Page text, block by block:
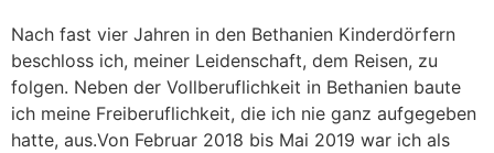
Nach fast vier Jahren in den Bethanien Kinderdörfern
beschloss ich, meiner Leidenschaft, dem Reisen, zu
folgen. Neben der Vollberuflichkeit in Bethanien baute
ich meine Freiberuflichkeit, die ich nie ganz aufgegeben
hatte, aus.Von Februar 2018 bis Mai 2019 war ich als